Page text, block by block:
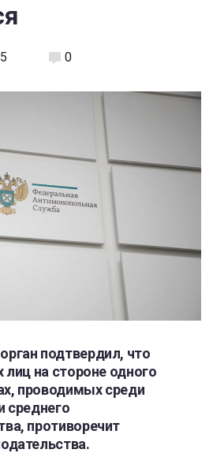
0
подтвердил, что
лиц на стороне одного
проводимых среди
среднего
противоречит